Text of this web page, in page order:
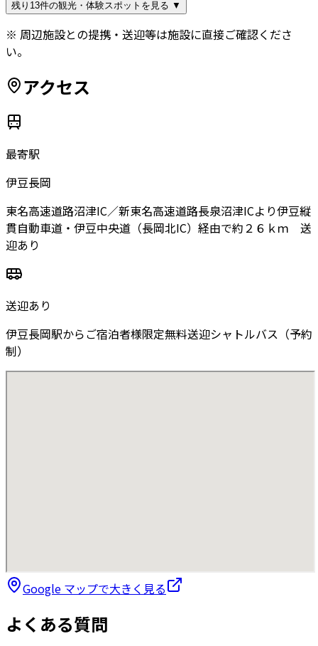
残り13件の観光・体験スポットを見る ▼
※ 周辺施設との提携・送迎等は施設に直接ご確認くださ
い。
アクセス
最寄駅
伊豆長岡
東名高速道路沼津IC／新東名高速道路長泉沼津ICより伊豆縦
貫自動車道・伊豆中央道（長岡北IC）経由で約２６ｋｍ 送
迎あり
送迎あり
伊豆長岡駅からご宿泊者様限定無料送迎シャトルバス（予約
制）
Google マップで大きく見る
よくある質問